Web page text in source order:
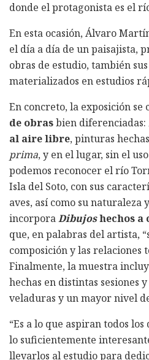
donde el protagonista es el
En esta ocasión, Álvaro
el día a día de un paisajista,
obras de estudio, también sus
materializados en estudios
En concreto, la exposición se
de obrasbien diferenciadas:
al aire libre, pinturas
prima, y en el lugar, sin el
podemos reconocer el río
Isla del Soto, con sus
aves, así como su naturaleza
incorporaDibujoshechos a
que, en palabras del artista,
composición y las relaciones
Finalmente, la muestra
hechas en distintas sesiones
veladuras y un mayor nivel
“Es a lo que aspiran todos
lo suficientemente
llevarlos al estudio para